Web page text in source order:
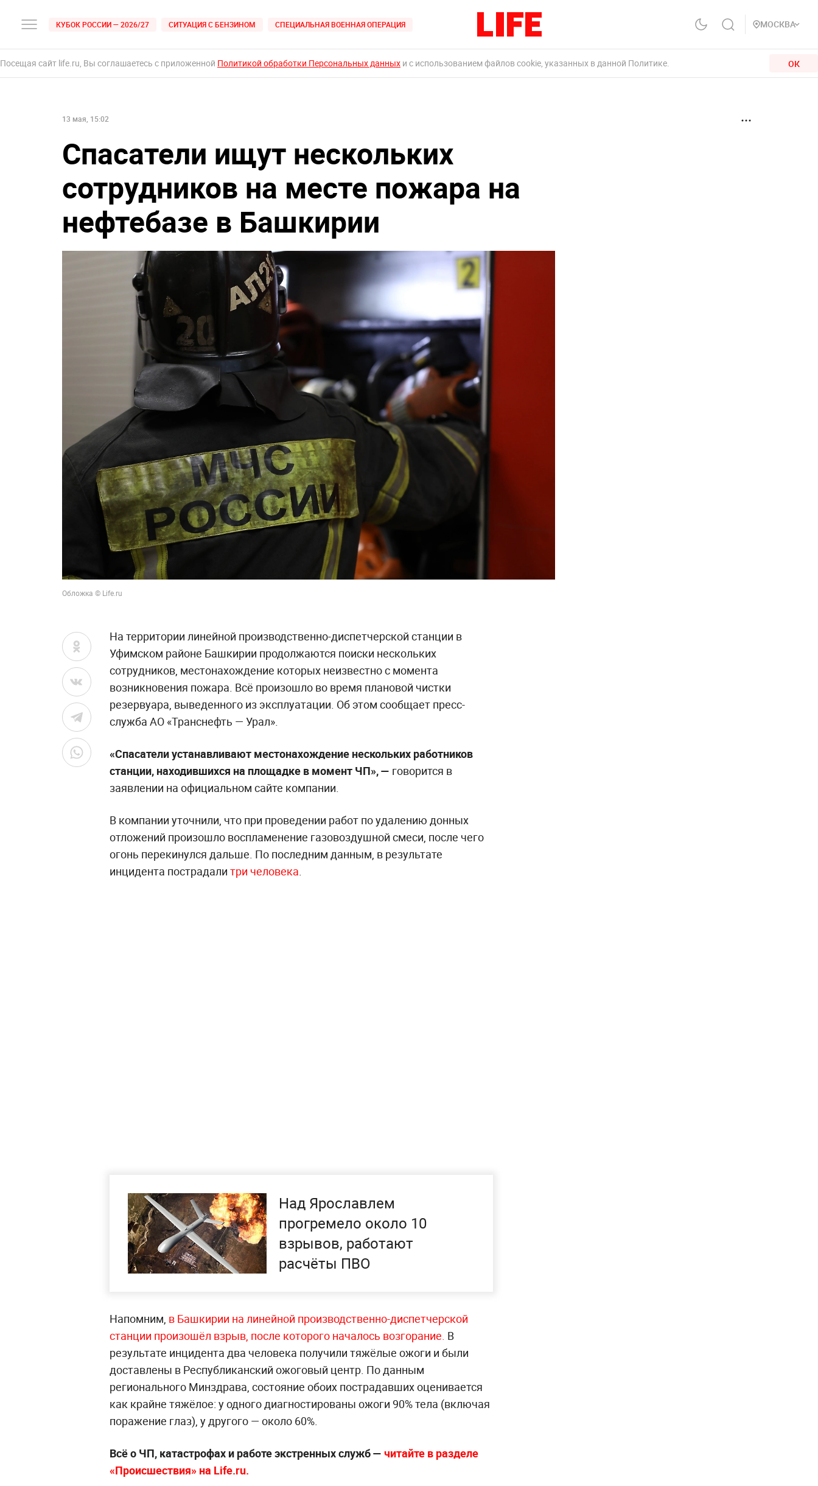
КУБОК РОССИИ — 2026/27 СИТУАЦИЯ С БЕНЗИНОМ СПЕЦИАЛЬНАЯ ВОЕННАЯ ОПЕРАЦИЯ МОСКВА
Посещая сайт life.ru, Вы соглашаетесь с приложенной Политикой обработки Персональных данных и с использованием файлов cookie, указанных в данной Политике. ОК
13 мая, 15:02
Спасатели ищут нескольких
сотрудников на месте пожара на
нефтебазе в Башкирии
Обложка © Life.ru
На территории линейной производственно-диспетчерской станции в
Уфимском районе Башкирии продолжаются поиски нескольких
сотрудников, местонахождение которых неизвестно с момента
возникновения пожара. Всё произошло во время плановой чистки
резервуара, выведенного из эксплуатации. Об этом сообщает пресс-
служба АО «Транснефть — Урал».
«Спасатели устанавливают местонахождение нескольких работников
станции, находившихся на площадке в момент ЧП», — говорится в
заявлении на официальном сайте компании.
В компании уточнили, что при проведении работ по удалению донных
отложений произошло воспламенение газовоздушной смеси, после чего
огонь перекинулся дальше. По последним данным, в результате
инцидента пострадали три человека.
Над Ярославлем
прогремело около 10
взрывов, работают
расчёты ПВО
Напомним, в Башкирии на линейной производственно-диспетчерской
станции произошёл взрыв, после которого началось возгорание. В
результате инцидента два человека получили тяжёлые ожоги и были
доставлены в Республиканский ожоговый центр. По данным
регионального Минздрава, состояние обоих пострадавших оценивается
как крайне тяжёлое: у одного диагностированы ожоги 90% тела (включая
поражение глаз), у другого — около 60%.
Всё о ЧП, катастрофах и работе экстренных служб — читайте в разделе
«Происшествия» на Life.ru.